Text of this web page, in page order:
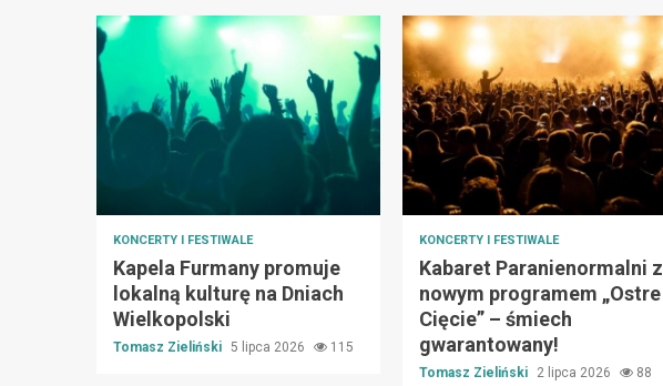
KONCERTY I FESTIWALE
Kapela Furmany promuje
lokalną kulturę na Dniach
Wielkopolski
Tomasz Zieliński 5 lipca 2026 115
KONCERTY I FESTIWALE
Kabaret Paranienormalni z
nowym programem „Ostre
Cięcie” – śmiech
gwarantowany!
Tomasz Zieliński 2 lipca 2026 88